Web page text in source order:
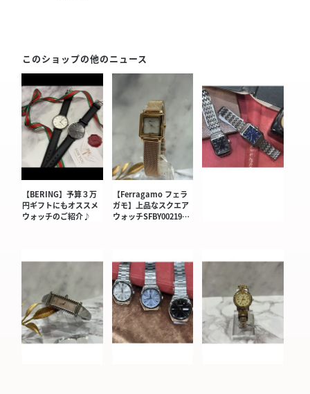
このショップの他のニュース
【BERING】予算３万
円ギフトにもオススメ
ウォッチのご紹介♪
【Ferragamo フェラ
ガモ】上品なスクエア
ウォッチSFBY00219…